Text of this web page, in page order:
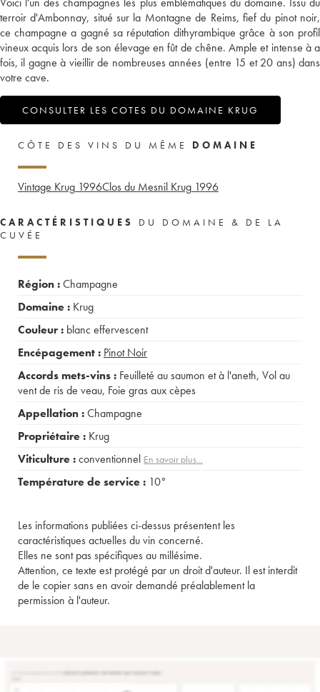
terroir d'Ambonnay, situé sur la Montagne de Reims, fief du pinot noir,
ce champagne a gagné sa réputation dithyrambique grâce à son profil
vineux acquis lors de son élevage en fût de chêne. Ample et intense à a
fois, il gagne à vieillir de nombreuses années (entre 15 et 20 ans) dans
votre cave.
CONSULTER LES COTES DU DOMAINE KRUG
CÔTE DES VINS DU MÊME DOMAINE
Vintage Krug 1996Clos du Mesnil Krug 1996
CARACTÉRISTIQUES
DU DOMAINE & DE LA
CUVÉE
Région :Champagne
Domaine : Krug
Couleur : blanc effervescent
Encépagement : Pinot Noir
Accords mets-vins : Feuilleté au saumon et à l'aneth, Vol au
vent de ris de veau, Foie gras aux cèpes
Appellation :Champagne
Propriétaire : Krug
Viticulture :conventionnel En savoir plus...
Température de service : 10°
Les informations publiées ci-dessus présentent les
caractéristiques actuelles du vin concerné.
Elles ne sont pas spécifiques au millésime.
Attention, ce texte est protégé par un droit d'auteur. Il est interdit
de le copier sans en avoir demandé préalablement la
permission à l'auteur.